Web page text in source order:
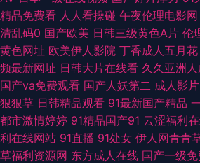
日本女同视频 99re情色 福利院av 婷婷春色五月
午夜福利小视频 操碰99 欧美做爱导航 aa久久
一操 97超碰女人 福利网av 日本不卡12 91久久
屄精品 影音先锋三级片 国产精品黄色网 欧美性
操 日韩高清第一页 福利成人网站导航 欧美激情
精品免费看 人人看操碰 午夜伦理电影网
清乱码0 国产欧美 日韩三级黄色A片 伦
黄色网址 欧美伊人影院 丁香成人五月花
频最新网址 日韩大片在线看 久久亚洲
国产va免费观看 国产人妖第二 成人影
狠狠草 日韩精品观看 91最新国产精品
都市激情婷婷 91精品国产91 云涩福利
利在线网站 91直播 91处女 伊人网青青
草福利资源网 东方成人在线 国产一级